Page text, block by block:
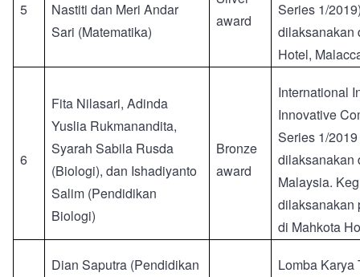
5
Nastiti dan Meri Andar
Sari (Matematika)
award
Series 1/
dilaksanakan
Hotel,
6
Fita Nilasari, Adinda
Yuslia Rukmanandita,
Syarah Sabila Rusda
(Biologi), dan Ishadiyanto
Salim (Pendidikan
Biologi)
Bronze
award
International
Innovative
Series 1/
dilaksanakan
Malaysia.
dilaksanakan
di Mahkota
Dian Saputra (Pendidikan
Lomba Karya